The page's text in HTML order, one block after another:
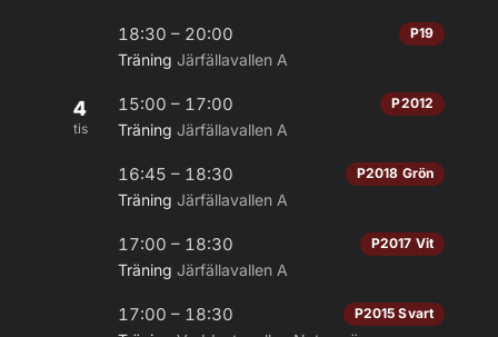
18:30 – 20:00 P19
Träning Järfällavallen A
4
tis
15:00 – 17:00 P2012
Träning Järfällavallen A
16:45 – 18:30 P2018 Grön
Träning Järfällavallen A
17:00 – 18:30 P2017 Vit
Träning Järfällavallen A
17:00 – 18:30 P2015 Svart